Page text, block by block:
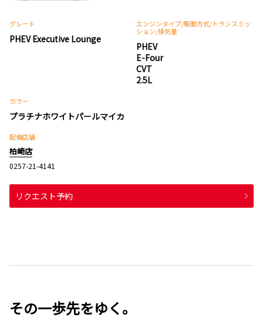
グレード
PHEV Executive Lounge
エンジンタイプ/駆動方式/トランスミッ
ション/排気量
PHEV
E-Four
CVT
2.5L
カラー
プラチナホワイトパールマイカ
配備店舗
柏崎店
0257-21-4141
リクエスト予約
その一歩先をゆく。